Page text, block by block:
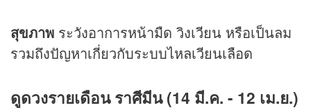
สุขภาพ ระวังอาการหน้ามืด วิงเวียน หรือเป็นลม
รวมถึงปัญหาเกี่ยวกับระบบไหลเวียนเลือด
ดูดวงรายเดือน ราศีมีน (14 มี.ค. - 12 เม.ย.)